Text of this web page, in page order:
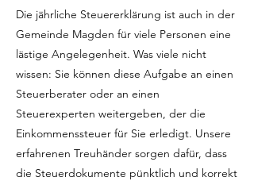
Die jährliche Steuererklärung ist auch in der
Gemeinde Magden für viele Personen eine
lästige Angelegenheit. Was viele nicht
wissen: Sie können diese Aufgabe an einen
Steuerberater oder an einen
Steuerexperten weitergeben, der die
Einkommenssteuer für Sie erledigt. Unsere
erfahrenen Treuhänder sorgen dafür, dass
die Steuerdokumente pünktlich und korrekt